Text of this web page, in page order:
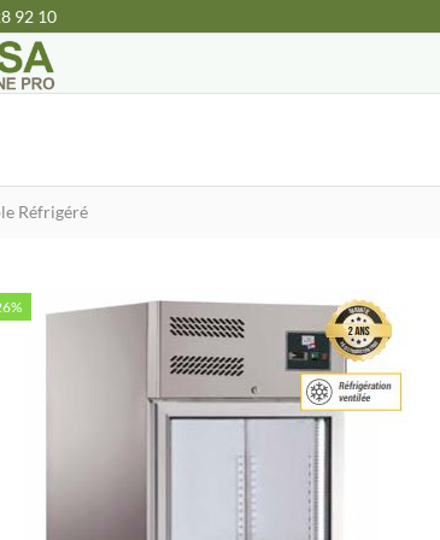
92 10
Réfrigéré